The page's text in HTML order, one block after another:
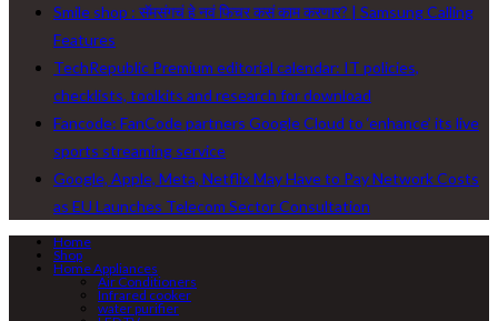
Smile shop : सॅमसंगचं हे नवं फिचर कसं काम करणार? | Samsung Calling
Features
TechRepublic Premium editorial calendar: IT policies,
checklists, toolkits and research for download
Fancode: FanCode partners Google Cloud to ‘enhance’ its live
sports streaming service
Google, Apple, Meta, Netflix May Have to Pay Network Costs
as EU Launches Telecom Sector Consultation
Home
Shop
Home Appliances
Air Conditioners
Infrared cooker
water purifier